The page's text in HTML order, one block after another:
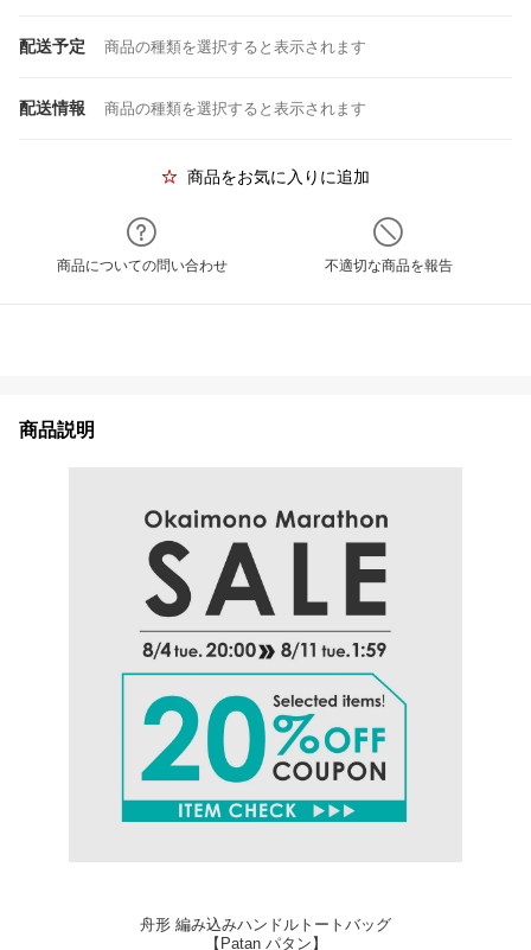
配送予定 商品の種類を選択すると表示されます
配送情報 商品の種類を選択すると表示されます
商品をお気に入りに追加
商品についての問い合わせ 不適切な商品を報告
商品説明
舟形 編み込みハンドルトートバッグ
【Patan パタン】